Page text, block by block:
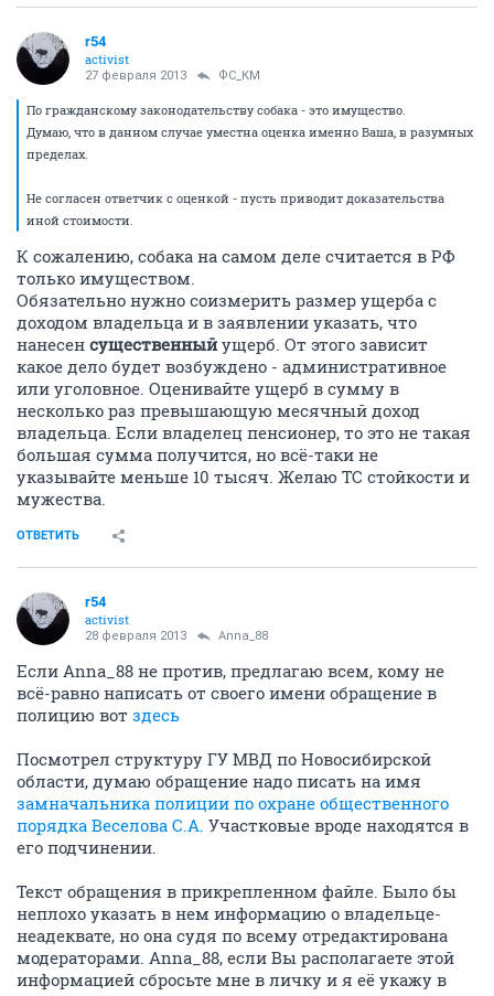
r54
activist
27 февраля 2013 ФС_КМ
По гражданскому законодательству собака - это имущество.
Думаю, что в данном случае уместна оценка именно Ваша, в разумных
пределах.
Не согласен ответчик с оценкой - пусть приводит доказательства
иной стоимости.
К сожалению, собака на самом деле считается в РФ
только имуществом.
Обязательно нужно соизмерить размер ущерба с
доходом владельца и в заявлении указать, что
нанесен существенныйущерб. От этого зависит
какое дело будет возбуждено - административное
или уголовное. Оценивайте ущерб в сумму в
несколько раз превышающую месячный доход
владельца. Если владелец пенсионер, то это не такая
большая сумма получится, но всё-таки не
указывайте меньше 10 тысяч. Желаю ТС стойкости и
мужества.
ОТВЕТИТЬ
r54
activist
28 февраля 2013 Anna_88
Если Anna_88 не против, предлагаю всем, кому не
всё-равно написать от своего имени обращение в
полицию вот здесь
Посмотрел структуру ГУ МВД по Новосибирской
области, думаю обращение надо писать на имя
замначальника полиции по охране общественного
порядка Веселова С.А. Участковые вроде находятся в
его подчинении.
Текст обращения в прикрепленном файле. Было бы
неплохо указать в нем информацию о владельце-
неадеквате, но она судя по всему отредактирована
модераторами. Anna_88, если Вы располагаете этой
информацией сбросьте мне в личку и я её укажу в